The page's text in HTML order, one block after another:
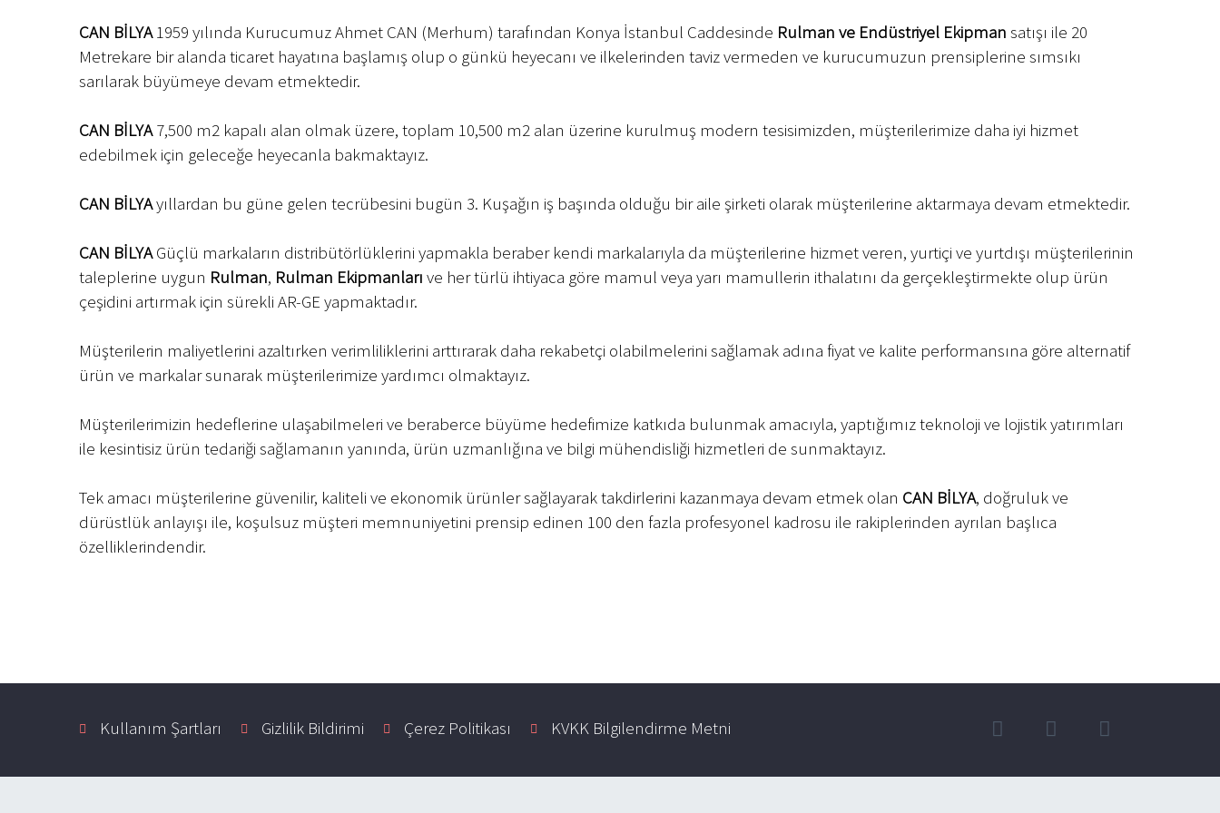
CAN BİLYA1959 yılında Kurucumuz Ahmet CAN (Merhum) tarafından Konya İstanbul Caddesinde Rulman ve Endüstriyel Ekipman satışı ile 20
Metrekare bir alanda ticaret hayatına başlamış olup o günkü heyecanı ve ilkelerinden taviz vermeden ve kurucumuzun prensiplerine sımsıkı
sarılarak büyümeye devam etmektedir.
CAN BİLYA7,500 m2 kapalı alan olmak üzere, toplam 10,500 m2 alan üzerine kurulmuş modern tesisimizden, müşterilerimize daha iyi hizmet
edebilmek için geleceğe heyecanla bakmaktayız.
CAN BİLYAyıllardan bu güne gelen tecrübesini bugün 3. Kuşağın iş başında olduğu bir aile şirketi olarak müşterilerine aktarmaya devam etmektedir.
CAN BİLYAGüçlü markaların distribütörlüklerini yapmakla beraber kendi markalarıyla da müşterilerine hizmet veren, yurtiçi ve yurtdışı müşterilerinin
taleplerine uygun Rulman, Rulman Ekipmanları ve her türlü ihtiyaca göre mamul veya yarı mamullerin ithalatını da gerçekleştirmekte olup ürün
çeşidini artırmak için sürekli AR-GE yapmaktadır.
Müşterilerin maliyetlerini azaltırken verimliliklerini arttırarak daha rekabetçi olabilmelerini sağlamak adına fiyat ve kalite performansına göre alternatif
ürün ve markalar sunarak müşterilerimize yardımcı olmaktayız.
Müşterilerimizin hedeflerine ulaşabilmeleri ve beraberce büyüme hedefimize katkıda bulunmak amacıyla, yaptığımız teknoloji ve lojistik yatırımları
ile kesintisiz ürün tedariği sağlamanın yanında, ürün uzmanlığına ve bilgi mühendisliği hizmetleri de sunmaktayız.
Tek amacı müşterilerine güvenilir, kaliteli ve ekonomik ürünler sağlayarak takdirlerini kazanmaya devam etmek olan CAN BİLYA, doğruluk ve
dürüstlük anlayışı ile, koşulsuz müşteri memnuniyetini prensip edinen 100 den fazla profesyonel kadrosu ile rakiplerinden ayrılan başlıca
özelliklerindendir.
Kullanım Şartları Gizlilik Bildirimi Çerez Politikası KVKK Bilgilendirme Metni